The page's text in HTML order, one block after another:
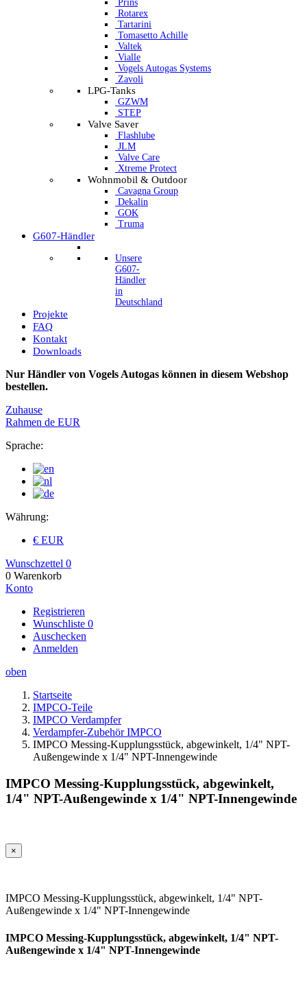
Prins
Rotarex
Tartarini
Tomasetto Achille
Valtek
Vialle
Vogels Autogas Systems
Zavoli
LPG-Tanks
GZWM
STEP
Valve Saver
Flashlube
JLM
Valve Care
Xtreme Protect
Wohnmobil & Outdoor
Cavagna Group
Dekalin
GOK
Truma
G607-Händler
Unsere
G607-
Händler
in
Deutschland
Projekte
FAQ
Kontakt
Downloads
Nur Händler von Vogels Autogas können in diesem Webshop
bestellen.
Zuhause
Rahmen de EUR
Sprache:
Währung:
€ EUR
Wunschzettel 0
0 Warenkorb
Konto
Registrieren
Wunschliste 0
Auschecken
Anmelden
oben
Startseite
IMPCO-Teile
IMPCO Verdampfer
Verdampfer-Zubehör IMPCO
IMPCO Messing-Kupplungsstück, abgewinkelt, 1/4" NPT-
Außengewinde x 1/4" NPT-Innengewinde
IMPCO Messing-Kupplungsstück, abgewinkelt,
1/4" NPT-Außengewinde x 1/4" NPT-Innengewinde
×
IMPCO Messing-Kupplungsstück, abgewinkelt, 1/4" NPT-
Außengewinde x 1/4" NPT-Innengewinde
IMPCO Messing-Kupplungsstück, abgewinkelt, 1/4" NPT-
Außengewinde x 1/4" NPT-Innengewinde